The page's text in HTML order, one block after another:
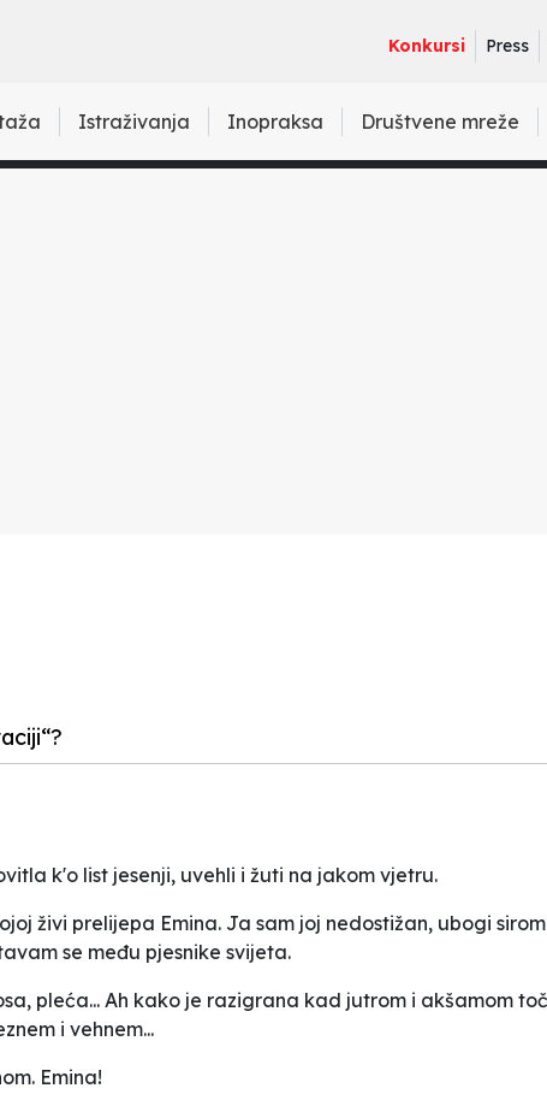
Konkursi Press
Istraživanja Inopraksa Društvene mreže
k'o list jesenji, uvehli i žuti na jakom vjetru.
živi prelijepa Emina. Ja sam joj nedostižan, ubogi
se među pjesnike svijeta.
pleća... Ah kako je razigrana kad jutrom i akšamom
i vehnem...
Emina!